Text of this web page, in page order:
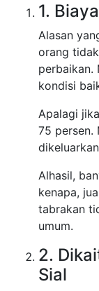
1.
Alasan
orang
perbaikan.
kondisi
Apalagi
75 persen.
Alhasil,
kenapa,
tabrakan
umum.
2.
Sial